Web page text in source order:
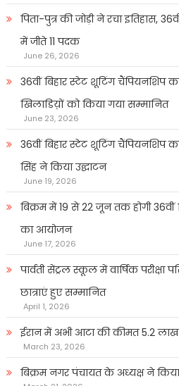
पिता-पुत्र की जोड़ी ने रचा इतिहास,
में जीते 11 पदक
June 26, 2026
36वीं बिहार स्टेट शूटिंग चैंपियनशिप
खिलाडिय़ों को किया गया सम्मानित
June 23, 2026
36वीं बिहार स्टेट शूटिंग चैंपियनशिप
सिंह ने किया उद्घाटन
June 19, 2026
बिक्रम में 19 से 22 जून तक होगी
का आयोजन
June 17, 2026
पार्वती सेंट्रल स्कूल में वार्षिक परीक्षा
छात्राएं हुए सम्मानित
April 1, 2026
ईरान में अभी आटा की कीमत 5.2 लाख
March 23, 2026
बिक्रम नगर पंचायत के अध्यक्ष ने